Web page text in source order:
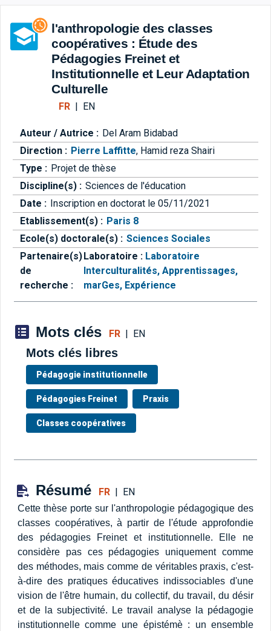
Aller directement à la barre
l'anthropologie des classes
coopératives : Étude des
Pédagogies Freinet et
Institutionnelle et Leur Adaptation
Culturelle
FR EN
Auteur / Autrice : Del Aram Bidabad
Direction : Pierre Laffitte, Hamid reza Shairi
Type : Projet de thèse
Discipline(s) : Sciences de l'éducation
Date : Inscription en doctorat le 05/11/2021
Etablissement(s) : Paris 8
Ecole(s) doctorale(s) : Sciences Sociales
Partenaire(s)
de
recherche :
Laboratoire : Laboratoire
Interculturalités, Apprentissages,
marGes, Expérience
Mots clés FR| EN
Mots clés libres
Pédagogie institutionnelle
Pédagogies Freinet Praxis
Classes coopératives
Résumé FR| EN
Cette thèse porte sur l'anthropologie pédagogique des
classes coopératives, à partir de l'étude approfondie
des pédagogies Freinet et institutionnelle. Elle ne
considère pas ces pédagogies uniquement comme
des méthodes, mais comme de véritables praxis, c'est-
à-dire des pratiques éducatives indissociables d'une
vision de l'être humain, du collectif, du travail, du désir
et de la subjectivité. Le travail analyse la pédagogie
institutionnelle comme une épistémè : un ensemble